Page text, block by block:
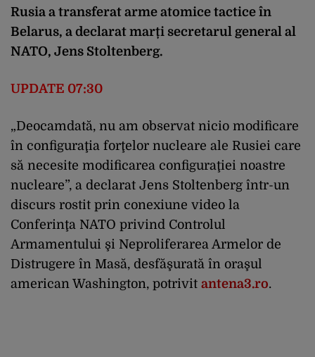
Rusia a transferat arme atomice tactice în
Belarus, a declarat marți secretarul general al
NATO, Jens Stoltenberg.
UPDATE 07:30
„Deocamdată, nu am observat nicio modificare
în configuraţia forţelor nucleare ale Rusiei care
să necesite modificarea configuraţiei noastre
nucleare”, a declarat Jens Stoltenberg într-un
discurs rostit prin conexiune video la
Conferinţa NATO privind Controlul
Armamentului şi Neproliferarea Armelor de
Distrugere în Masă, desfăşurată în oraşul
american Washington, potrivit antena3.ro.